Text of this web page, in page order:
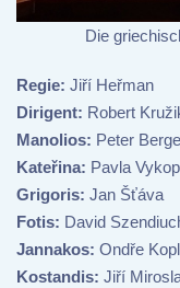
Die
Regie: Jiří Heřman
Dirigent: Robert
Manolios: Peter
Kateřina: Pavla
Grigoris: Jan Šťáva
Fotis: David
Jannakos: Ondře
Kostandis: Jiří